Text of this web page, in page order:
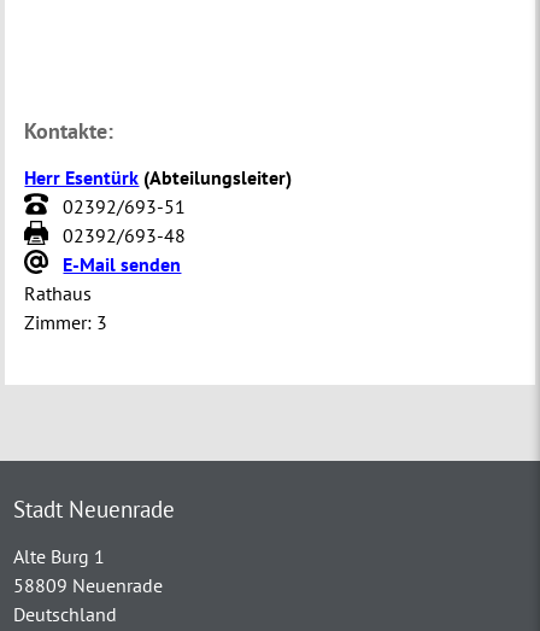
Kontakte:
Herr Esentürk (Abteilungsleiter)
02392/693-51
02392/693-48
E-Mail senden
Rathaus
Zimmer: 3
Stadt Neuenrade
Alte Burg 1
58809 Neuenrade
Deutschland